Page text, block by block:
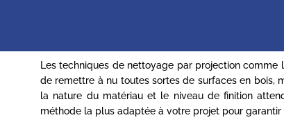
Les techniques de nettoyage par projection
de remettre à nu toutes sortes de surfaces en bois,
la nature du matériau et le niveau de finition
méthode la plus adaptée à votre projet pour